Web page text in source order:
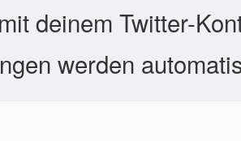
deinem Twitter-
werden